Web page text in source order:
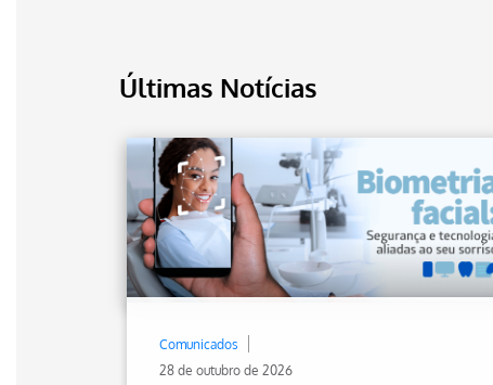
Últimas Notícias
Comunicados
28 de outubro de 2026